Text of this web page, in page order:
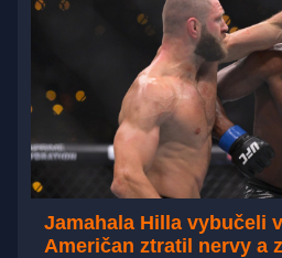
Jamahala Hilla vybučeli
Američan ztratil nervy a